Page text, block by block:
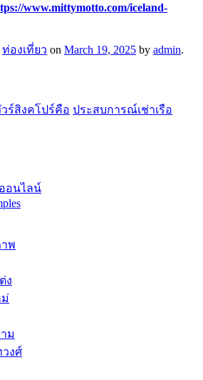
www.mittymotto.com/iceland-
ท่องเที่ยว on March 19, 2025 by admin.
ร์สิงคโปร์คือ ประสบการณ์เช่าเรือ
อนไลน์
พ
ง
ม
งศ์